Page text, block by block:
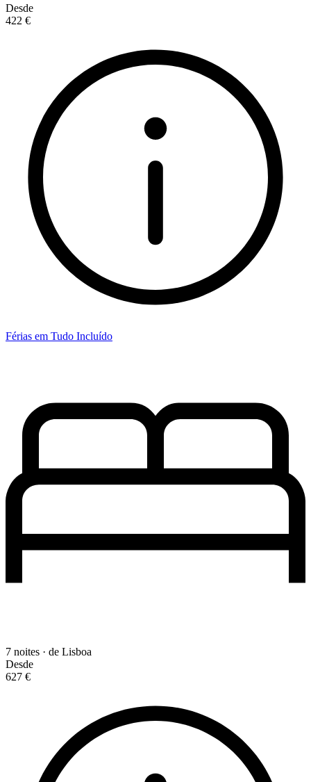
Desde
422 €
Férias em Tudo Incluído
7 noites · de Lisboa
Desde
627 €